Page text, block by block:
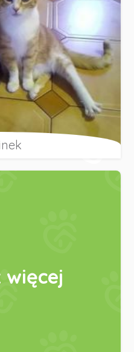
więcej